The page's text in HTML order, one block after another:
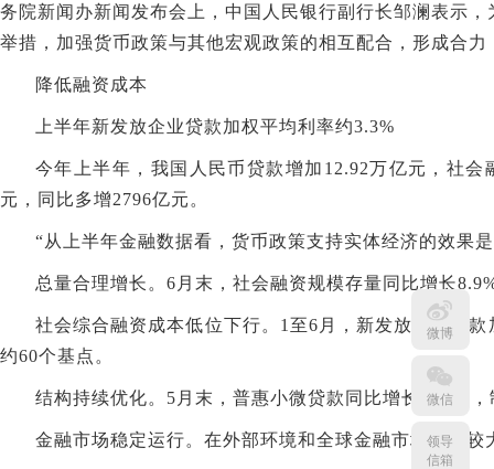
微博
微信
领导
信箱
务院新闻办新闻发布会上，中国人民银行副行长邹澜表示
举措，加强货币政策与其他宏观政策的相互配合，形成合
降低融资成本
上半年新发放企业贷款加权平均利率约3.3%
今年上半年，我国人民币贷款增加12.92万亿元，社
元，同比多增2796亿元。
“从上半年金融数据看，货币政策支持实体经济的效果
总量合理增长。6月末，社会融资规模存量同比增长
社会综合融资成本低位下行。1至6月，新发放企业贷
约60个基点。
结构持续优化。5月末，普惠小微贷款同比增长11.6%
金融市场稳定运行。在外部环境和全球金融市场发生